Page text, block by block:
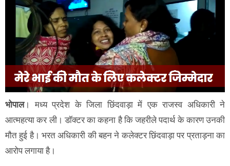
भोपाल। मध्य प्रदेश के जिला छिंदवाड़ा में एक राजस्व अधिकारी ने
आत्महत्या कर ली। डॉक्टर का कहना है कि जहरीले पदार्थ के कारण उनकी
मौत हुई है। भरत अधिकारी की बहन ने कलेक्टर छिंदवाड़ा पर प्रताड़ना का
आरोप लगाया है।